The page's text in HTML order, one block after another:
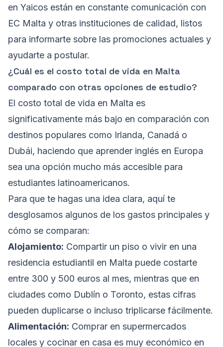
en Yaicos están en constante comunicación con
EC Malta y otras instituciones de calidad, listos
para informarte sobre las promociones actuales y
ayudarte a postular.
¿Cuál es el costo total de vida en Malta
comparado con otras opciones de estudio?
El costo total de vida en Malta es
significativamente más bajo en comparación con
destinos populares como Irlanda, Canadá o
Dubái, haciendo que aprender inglés en Europa
sea una opción mucho más accesible para
estudiantes latinoamericanos.
Para que te hagas una idea clara, aquí te
desglosamos algunos de los gastos principales y
cómo se comparan:
Alojamiento: Compartir un piso o vivir en una
residencia estudiantil en Malta puede costarte
entre 300 y 500 euros al mes, mientras que en
ciudades como Dublín o Toronto, estas cifras
pueden duplicarse o incluso triplicarse fácilmente.
Alimentación: Comprar en supermercados
locales y cocinar en casa es muy económico en